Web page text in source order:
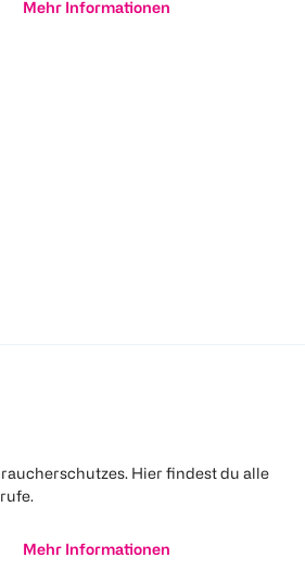
Mehr Informationen
Hier findest du alle
Mehr Informationen